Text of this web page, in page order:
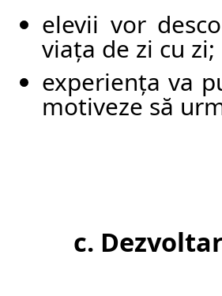
elevii vor
viața de zi cu zi;
experiența va
motiveze să
c.